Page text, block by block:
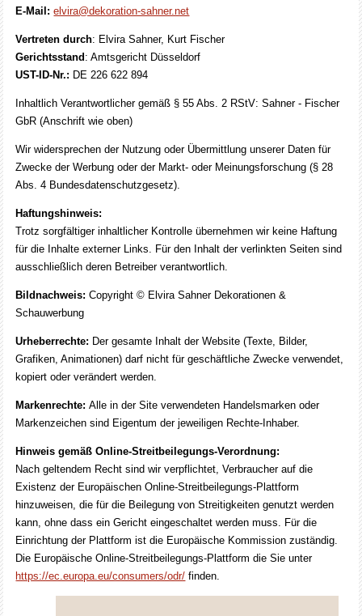
E-Mail: elvira@dekoration-sahner.net
Vertreten durch: Elvira Sahner, Kurt Fischer
Gerichtsstand: Amtsgericht Düsseldorf
UST-ID-Nr.: DE 226 622 894
Inhaltlich Verantwortlicher gemäß § 55 Abs. 2 RStV: Sahner - Fischer
GbR (Anschrift wie oben)
Wir widersprechen der Nutzung oder Übermittlung unserer Daten für
Zwecke der Werbung oder der Markt- oder Meinungsforschung (§ 28
Abs. 4 Bundesdatenschutzgesetz).
Haftungshinweis:
Trotz sorgfältiger inhaltlicher Kontrolle übernehmen wir keine Haftung
für die Inhalte externer Links. Für den Inhalt der verlinkten Seiten sind
ausschließlich deren Betreiber verantwortlich.
Bildnachweis:Copyright © Elvira Sahner Dekorationen &
Schauwerbung
Urheberrechte: Der gesamte Inhalt der Website (Texte, Bilder,
Grafiken, Animationen) darf nicht für geschäftliche Zwecke verwendet,
kopiert oder verändert werden.
Markenrechte:Alle in der Site verwendeten Handelsmarken oder
Markenzeichen sind Eigentum der jeweiligen Rechte-Inhaber.
Hinweis gemäß Online-Streitbeilegungs-Verordnung:
Nach geltendem Recht sind wir verpflichtet, Verbraucher auf die
Existenz der Europäischen Online-Streitbeilegungs-Plattform
hinzuweisen, die für die Beilegung von Streitigkeiten genutzt werden
kann, ohne dass ein Gericht eingeschaltet werden muss. Für die
Einrichtung der Plattform ist die Europäische Kommission zuständig.
Die Europäische Online-Streitbeilegungs-Plattform die Sie unter
https://ec.europa.eu/consumers/odr/ finden.